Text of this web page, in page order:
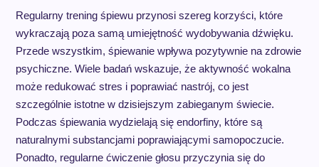
Regularny trening śpiewu przynosi szereg korzyści, które
wykraczają poza samą umiejętność wydobywania dźwięku.
Przede wszystkim, śpiewanie wpływa pozytywnie na zdrowie
psychiczne. Wiele badań wskazuje, że aktywność wokalna
może redukować stres i poprawiać nastrój, co jest
szczególnie istotne w dzisiejszym zabieganym świecie.
Podczas śpiewania wydzielają się endorfiny, które są
naturalnymi substancjami poprawiającymi samopoczucie.
Ponadto, regularne ćwiczenie głosu przyczynia się do